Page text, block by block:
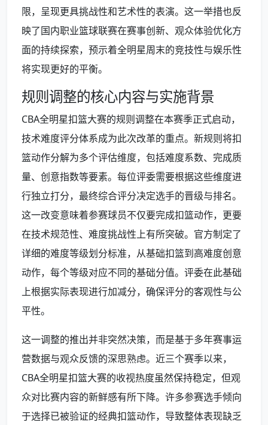
限，呈现更具挑战性和艺术性的表演。这一举措也反
映了国内职业篮球联赛在赛事创新、观众体验优化方
面的持续探索，预示着全明星周末的竞技性与娱乐性
将实现更好的平衡。
规则调整的核心内容与实施背景
CBA全明星扣篮大赛的规则调整在本赛季正式启动，
技术难度评分体系成为此次改革的重点。新规则将扣
篮动作分解为多个评估维度，包括难度系数、完成质
量、创意指数等要素。每位评委需要根据这些维度进
行独立打分，最终综合评分决定选手的晋级与排名。
这一改变意味着参赛球员不仅要完成扣篮动作，更要
在技术规范性、难度挑战性上有所突破。官方制定了
详细的难度等级划分标准，从基础扣篮到高难度创意
动作，每个等级对应不同的基础分值。评委在此基础
上根据实际表现进行加减分，确保评分的客观性与公
平性。
这一调整的推出并非突然决策，而是基于多年赛事运
营数据与观众反馈的深思熟虑。近三个赛季以来，
CBA全明星扣篮大赛的收视热度虽然保持稳定，但观
众对比赛内容的新鲜感有所下降。许多参赛选手倾向
于选择已被验证的经典扣篮动作，导致整体表现缺乏